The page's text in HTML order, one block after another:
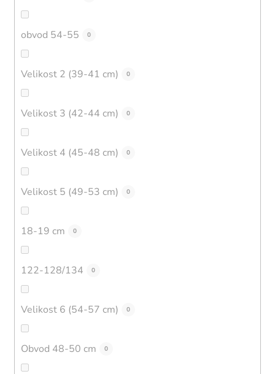
obvod 54-55 0
Velikost 2 (39-41 cm) 0
Velikost 3 (42-44 cm) 0
Velikost 4 (45-48 cm) 0
Velikost 5 (49-53 cm) 0
18-19 cm 0
122-128/134 0
Velikost 6 (54-57 cm) 0
Obvod 48-50 cm 0